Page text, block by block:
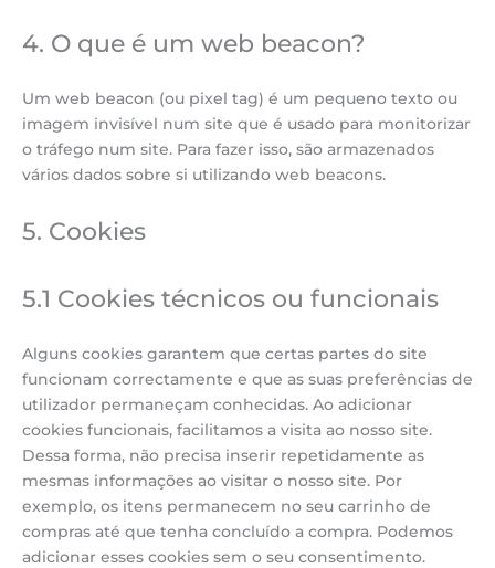
4. O que é um web beacon?
Um web beacon (ou pixel tag) é um pequeno texto ou
imagem invisível num site que é usado para monitorizar
o tráfego num site. Para fazer isso, são armazenados
vários dados sobre si utilizando web beacons.
5. Cookies
5.1 Cookies técnicos ou funcionais
Alguns cookies garantem que certas partes do site
funcionam correctamente e que as suas preferências de
utilizador permaneçam conhecidas. Ao adicionar
cookies funcionais, facilitamos a visita ao nosso site.
Dessa forma, não precisa inserir repetidamente as
mesmas informações ao visitar o nosso site. Por
exemplo, os itens permanecem no seu carrinho de
compras até que tenha concluído a compra. Podemos
adicionar esses cookies sem o seu consentimento.